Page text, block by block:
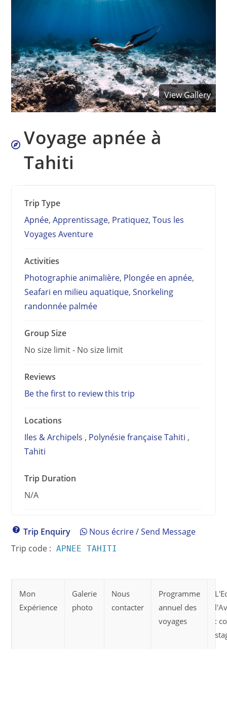
View Gallery
Voyage apnée à
Tahiti
Trip Type
Apnée,Apprentissage, Pratiquez,Tous les
Voyages Aventure
Activities
Photographie animalière, Plongée en apnée,
Seafari en milieu aquatique,Snorkeling
randonnée palmée
Group Size
No size limit - No size limit
Reviews
Be the first to review this trip
Locations
Iles & Archipels , Polynésie française Tahiti ,
Tahiti
Trip Duration
N/A
Trip Enquiry
Nous écrire / Send Message
Trip code :
APNEE TAHITI
Mon
Expérience
Galerie
photo
Nous
contacter
Programme
annuel des
voyages
: